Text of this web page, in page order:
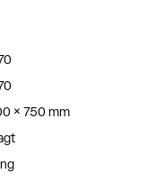
× 750 mm